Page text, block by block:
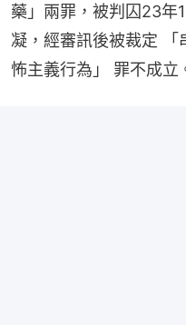
藥」兩罪，被判囚23年
凝，經審訊後被裁定
怖主義行為」 罪不成立